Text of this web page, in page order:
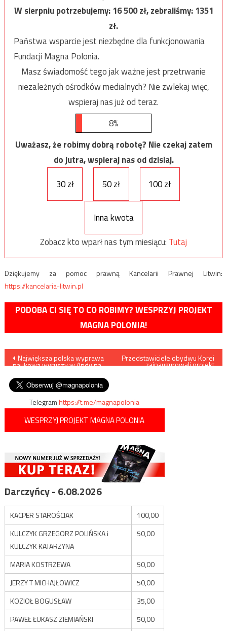
W sierpniu potrzebujemy:16 500zł, zebraliśmy:1351
zł.
Państwa wsparcie jest niezbędne dla funkcjonowania
Fundacji Magna Polonia.
Masz świadomość tego jak ważne jest przetrwanie
niezależnych ośrodków medialnych? Nie zwlekaj więc,
wspieraj nas już od teraz.
8%
Uważasz, że robimy dobrą robotę? Nie czekaj zatem
do jutra, wspieraj nas od dzisiaj.
30 zł
50 zł 100 zł
Inna kwota
Zobacz kto wparł nas tym miesiącu: Tutaj
Dziękujemy za pomoc prawną Kancelarii Prawnej Litwin:
https://kancelaria-litwin.pl
PODOBA CI SIĘ TO CO ROBIMY? WESPRZYJ PROJEKT
MAGNA POLONIA!
Nawigacja
wpisu
Największa polska wyprawa
naukowa wyruszy w Andy na
Przedstawiciele obydwu Korei
zainaugurowali projekt
Telegramhttps://t.me/magnapolonia
WESPRZYJ PROJEKT MAGNA POLONIA
Darczyńcy - 6.08.2026
KACPER STAROŚCIAK
100,00
KULCZYK GRZEGORZ POLIŃSKA i
KULCZYK KATARZYNA
50,00
MARIA KOSTRZEWA
50,00
JERZY T MICHAJŁOWICZ
50,00
KOZIOŁ BOGUSŁAW
35,00
PAWEŁ ŁUKASZ ZIEMIAŃSKI
50,00